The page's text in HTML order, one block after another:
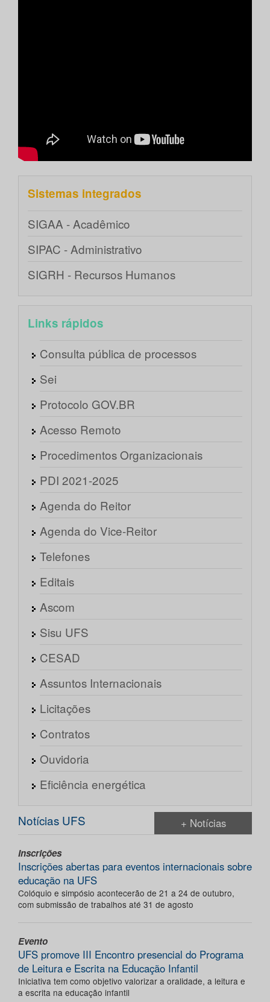
Sistemas integrados
SIGAA - Acadêmico
SIPAC - Administrativo
SIGRH - Recursos Humanos
Links rápidos
Consulta pública de processos
Sei
Protocolo GOV.BR
Acesso Remoto
Procedimentos Organizacionais
PDI 2021-2025
Agenda do Reitor
Agenda do Vice-Reitor
Telefones
Editais
Ascom
Sisu UFS
CESAD
Assuntos Internacionais
Licitações
Contratos
Ouvidoria
Eficiência energética
Notícias UFS + Notícias
Inscrições
Inscrições abertas para eventos internacionais sobre
educação na UFS
Colóquio e simpósio acontecerão de 21 a 24 de outubro,
com submissão de trabalhos até 31 de agosto
Evento
UFS promove III Encontro presencial do Programa
de Leitura e Escrita na Educação Infantil
Iniciativa tem como objetivo valorizar a oralidade, a leitura e
a escrita na educação infantil